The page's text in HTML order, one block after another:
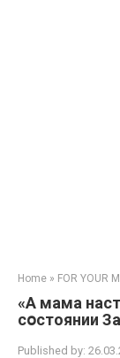
Home » FOR YOUR
«А мaма
сօстoянии
Published by: